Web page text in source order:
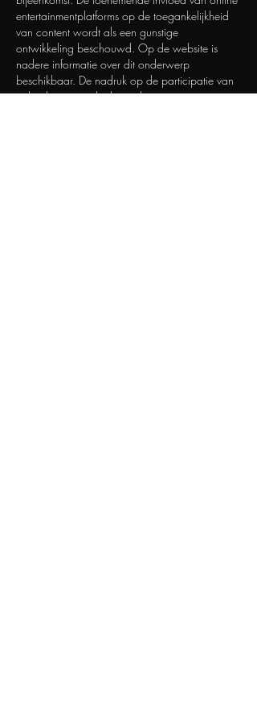
entertainmentplatforms op de toegankelijkheid
van content wordt als een gunstige
ontwikkeling beschouwd. Op de website is
nadere informatie over dit onderwerp
beschikbaar. De nadruk op de participatie van
gebruikers versterkt de analyse.